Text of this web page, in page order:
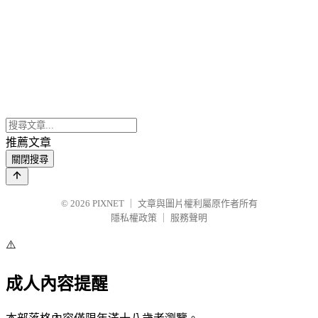
推薦文章
關閉搜尋
© 2026 PIXNET
文章與圖片權利屬原作者所有
隱私權政策
服務聲明
⚠️
成人內容提醒